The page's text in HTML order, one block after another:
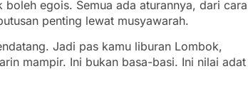
egois. Semua ada aturannya, dari cara
penting lewat musyawarah.
Jadi pas kamu liburan Lombok,
mampir. Ini bukan basa-basi. Ini nilai adat